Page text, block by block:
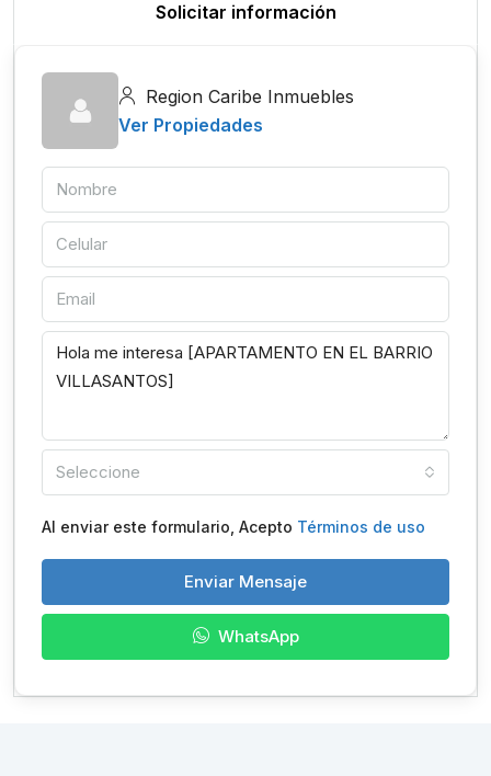
Solicitar información
Region Caribe Inmuebles
Ver Propiedades
Seleccione
Al enviar este formulario, Acepto Términos de uso
Enviar Mensaje
WhatsApp